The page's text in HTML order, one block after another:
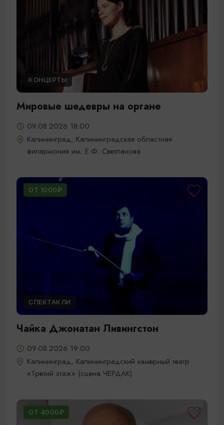
КОНЦЕРТЫ
Мировые шедевры на органе
09.08.2026 18:00
Калининград, Калининградская областная
филармония им. Е.Ф. Светланова
ОТ 1000₽
СПЕКТАКЛИ
Чайка Джонатан Ливингстон
09.08.2026 19:00
Калининград, Калининградский камерный театр
«Третий этаж» (сцена ЧЕРДАК)
ОТ 4000₽